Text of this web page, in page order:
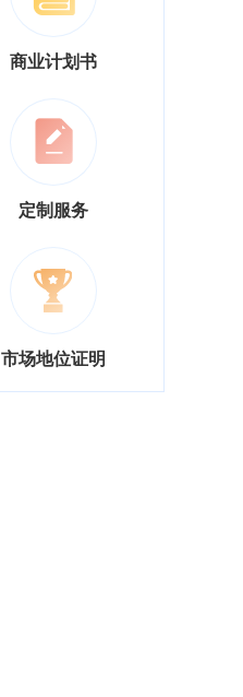
商业计划书
定制服务
市场地位证明